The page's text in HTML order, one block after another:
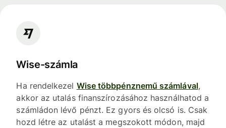
Wise-számla
Ha rendelkezel Wise többpénznemű számlával,
akkor az utalás finanszírozásához használhatod a
számládon lévő pénzt. Ez gyors és olcsó is. Csak
hozd létre az utalást a megszokott módon, majd